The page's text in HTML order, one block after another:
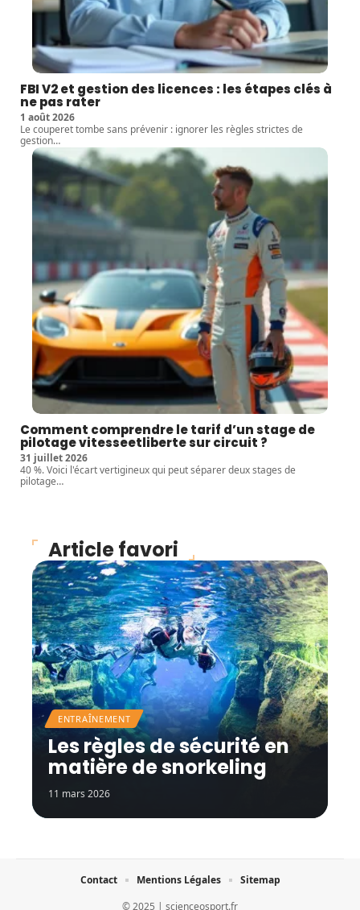
FBI V2 et gestion des licences : les étapes clés à
ne pas rater
1 août 2026
Le couperet tombe sans prévenir : ignorer les règles strictes de
gestion…
Comment comprendre le tarif d’un stage de
pilotage vitesseetliberte sur circuit ?
31 juillet 2026
40 %. Voici l'écart vertigineux qui peut séparer deux stages de
pilotage…
Article favori
ENTRAÎNEMENT
Les règles de sécurité en
matière de snorkeling
11 mars 2026
© 2025 | scienceosport.fr
Contact Mentions Légales Sitemap